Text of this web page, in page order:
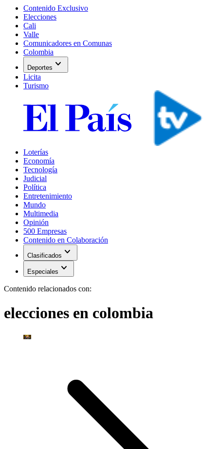
Contenido Exclusivo
Elecciones
Cali
Valle
Comunicadores en Comunas
Colombia
Deportes expand_more
Licita
Turismo
Loterías
Economía
Tecnología
Judicial
Política
Entretenimiento
Mundo
Multimedia
Opinión
500 Empresas
Contenido en Colaboración
Clasificados expand_more
Especiales expand_more
Contenido relacionados con:
elecciones en colombia